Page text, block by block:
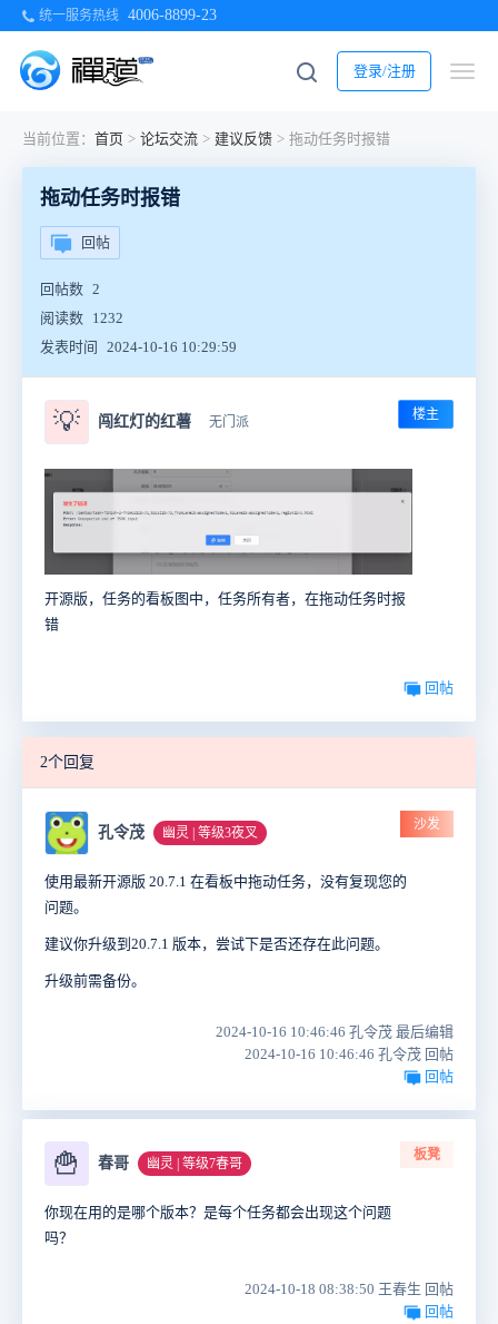
统一服务热线 4006-8899-23
登录/注册
当前位置： 首页 > 论坛交流 > 建议反馈 > 拖动任务时报错
拖动任务时报错
回帖
回帖数 2
阅读数 1232
发表时间
2024-10-16 10:29:59
💡 闯红灯的红薯 无门派 楼主
开源版，任务的看板图中，任务所有者，在拖动任务时报
错
回帖
2个回复
孔令茂 幽灵 | 等级3夜叉
沙发
使用最新开源版 20.7.1 在看板中拖动任务，没有复现您的
问题。
建议你升级到20.7.1 版本，尝试下是否还存在此问题。
升级前需备份。
2024-10-16 10:46:46 孔令茂 最后编辑
2024-10-16 10:46:46 孔令茂 回帖
回帖
🍟 春哥 幽灵 | 等级7春哥
板凳
你现在用的是哪个版本？是每个任务都会出现这个问题
吗？
2024-10-18 08:38:50 王春生 回帖
回帖